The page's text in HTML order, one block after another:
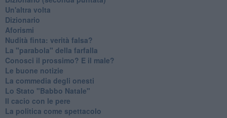
Un'altra volta
Dizionario
Aforismi
Nudità finta: verità falsa?
La "parabola" della farfalla
Conosci il prossimo? E il male?
Le buone notizie
La commedia degli onesti
Lo Stato "Babbo Natale"
Il cacio con le pere
La politica come spettacolo